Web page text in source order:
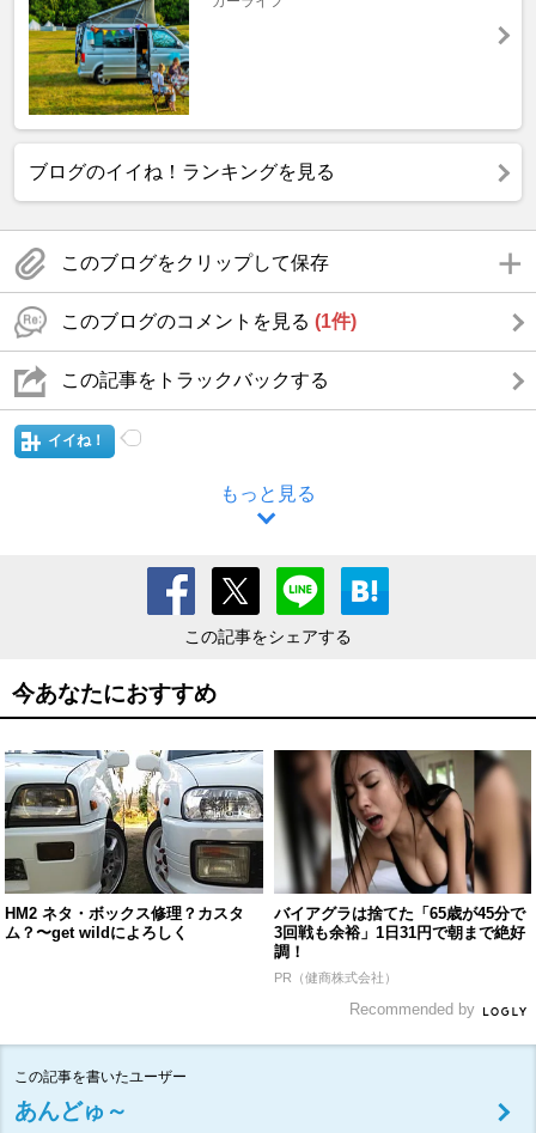
ブログのイイね！ランキングを見る
このブログをクリップして保存
このブログのコメントを見る (1件)
この記事をトラックバックする
イイね！
もっと見る
この記事をシェアする
今あなたにおすすめ
HM2 ネタ・ボックス修理？カスタ
ム？〜get wildによろしく
バイアグラは捨てた「65歳が45分で
3回戦も余裕」1日31円で朝まで絶好
調！
PR（健商株式会社）
Recommended by
この記事を書いたユーザー
あんどゅ～